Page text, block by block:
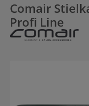
Comair
Profi Line